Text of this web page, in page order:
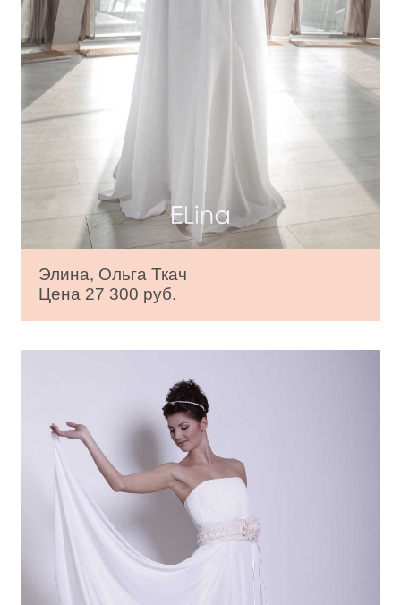
Элина, Ольга Ткач
Цена 27 300 руб.